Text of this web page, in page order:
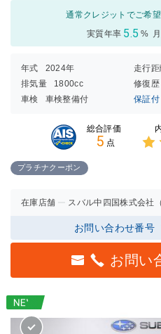
通常クレジットでご希
実質年率 5.5 %
年式 2024年 走行
排気量
1800cc 修復歴
車検
車検整備付 保証
総合評価
5 点
プラチナクーポン
在庫店舗 スバル中四国株式会
お問い合わせ番号
お問い